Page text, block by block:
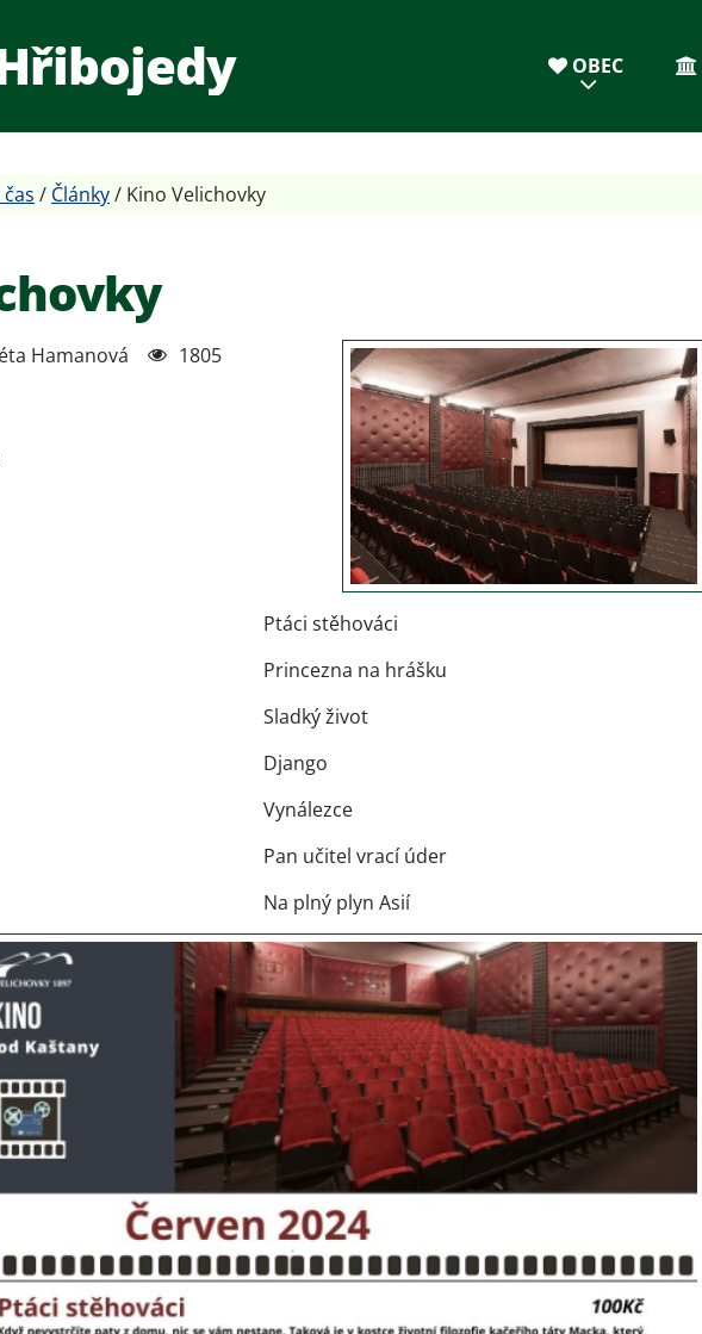
OBEC
/ Články/ Kino Velichovky
Hamanová 1805
Ptáci stěhováci
Princezna na hrášku
Sladký život
Django
Vynálezce
Pan učitel vrací úder
Na plný plyn Asií